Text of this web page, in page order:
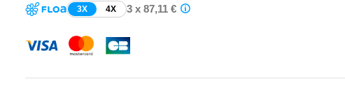
3X 4X 3 x 87,11 €